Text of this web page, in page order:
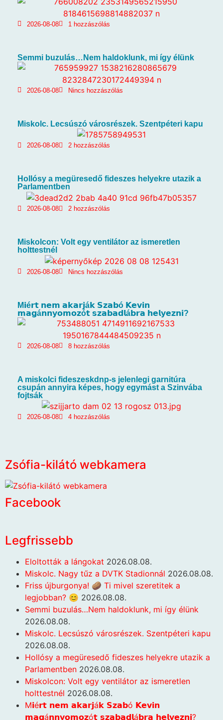
2026-08-08 1 hozzászólás
Semmi buzulás…Nem haldoklunk, mi így élünk
2026-08-08 Nincs hozzászólás
Miskolc. Lecsúszó városrészek. Szentpéteri kapu
2026-08-08 2 hozzászólás
Hollósy a megüresedő fideszes helyekre utazik a
Parlamentben
2026-08-08 2 hozzászólás
Miskolcon: Volt egy ventilátor az ismeretlen
holttestnél
2026-08-08 Nincs hozzászólás
M𝗶é𝗿𝘁 𝗻𝗲𝗺 𝗮𝗸𝗮𝗿𝗷á𝗸 𝗦𝘇𝗮𝗯ó 𝗞𝗲𝘃𝗶𝗻
𝗺𝗮𝗴á𝗻𝗻𝘆𝗼𝗺𝗼𝘇ó𝘁 𝘀𝘇𝗮𝗯𝗮𝗱𝗹á𝗯𝗿𝗮 𝗵𝗲𝗹𝘆𝗲𝘇𝗻𝗶?
2026-08-08 8 hozzászólás
A miskolci fideszeskdnp-s jelenlegi garnitúra
csupán annyira képes, hogy egymást a Szinvába
fojtsák
2026-08-08 4 hozzászólás
Zsófia-kilátó webkamera
Facebook
Legfrissebb
Eloltották a lángokat 2026.08.08.
Miskolc. Nagy tűz a DVTK Stadionnál 2026.08.08.
Friss újburgonya! 🥔 Ti mivel szeretitek a
legjobban? 😊 2026.08.08.
Semmi buzulás…Nem haldoklunk, mi így élünk
2026.08.08.
Miskolc. Lecsúszó városrészek. Szentpéteri kapu
2026.08.08.
Hollósy a megüresedő fideszes helyekre utazik a
Parlamentben 2026.08.08.
Miskolcon: Volt egy ventilátor az ismeretlen
holttestnél 2026.08.08.
M𝗶é𝗿𝘁 𝗻𝗲𝗺 𝗮𝗸𝗮𝗿𝗷á𝗸 𝗦𝘇𝗮𝗯ó 𝗞𝗲𝘃𝗶𝗻
𝗺𝗮𝗴á𝗻𝗻𝘆𝗼𝗺𝗼𝘇ó𝘁 𝘀𝘇𝗮𝗯𝗮𝗱𝗹á𝗯𝗿𝗮 𝗵𝗲𝗹𝘆𝗲𝘇𝗻𝗶?